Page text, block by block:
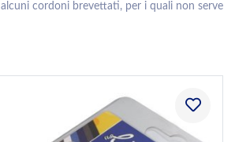
alcuni cordoni brevettati, per i quali non serve